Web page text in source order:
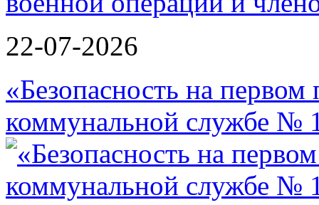
22-07-2026
«Безопасность на
коммунальной службе №